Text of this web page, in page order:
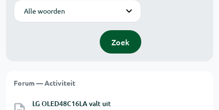
Modus
Zoek
Forum — Activiteit
LG OLED48C16LA valt uit